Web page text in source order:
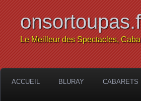
Le Meilleur des Spectacles,
ACCUEIL BLURAY CABARETS